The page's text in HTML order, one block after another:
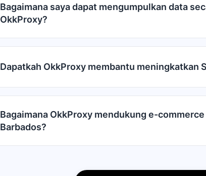
Bagaimana saya dapat mengumpulkan data
OkkProxy?
Dapatkah OkkProxy membantu meningkatkan
Bagaimana OkkProxy mendukung e-
Barbados?